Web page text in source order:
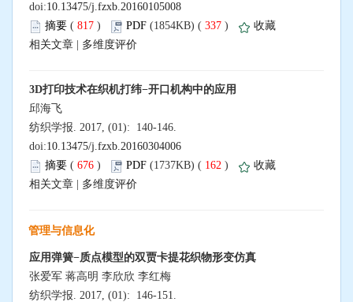
doi:10.13475/j.fzxb.20160105008
摘要 ( 817 ) PDF (1854KB) ( 337 )
收藏
相关文章
多维度评价
3D打印技术在织机打纬−开口机构中的应用
邱海飞
纺织学报. 2017, (01): 140-146.
doi:10.13475/j.fzxb.20160304006
摘要 ( 676 ) PDF (1737KB) ( 162 )
收藏
相关文章
多维度评价
管理与信息化
应用弹簧−质点模型的双贾卡提花织物形变仿真
张爱军 蒋高明 李欣欣 李红梅
纺织学报. 2017, (01): 146-151.